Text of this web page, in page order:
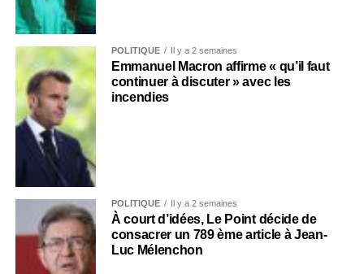
POLITIQUE Il y a 2 semaines
Emmanuel Macron affirme « qu’il faut
continuer à discuter » avec les
incendies
POLITIQUE Il y a 2 semaines
À court d’idées, Le Point décide de
consacrer un 789 ème article à Jean-
Luc Mélenchon